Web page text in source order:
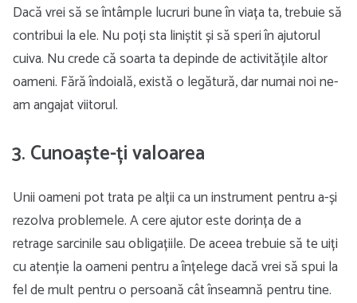
Dacă vrei să se întâmple lucruri bune în viața ta, trebuie să
contribui la ele. Nu poți sta liniștit și să speri în ajutorul
cuiva. Nu crede că soarta ta depinde de activitățile altor
oameni. Fără îndoială, există o legătură, dar numai noi ne-
am angajat viitorul.
3. Cunoaște-ți valoarea
Unii oameni pot trata pe alții ca un instrument pentru a-și
rezolva problemele. A cere ajutor este dorința de a
retrage sarcinile sau obligațiile. De aceea trebuie să te uiți
cu atenție la oameni pentru a înțelege dacă vrei să spui la
fel de mult pentru o persoană cât înseamnă pentru tine.